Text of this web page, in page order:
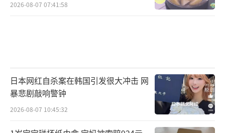
2026-08-07 07:41:58
日本网红自杀案在韩国引发很大冲击 网
暴悲剧敲响警钟
2026-08-07 10:45:32